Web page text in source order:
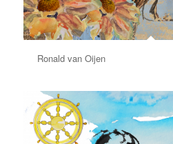
Ronald van Oijen